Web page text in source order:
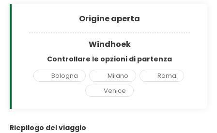
Origine aperta
Windhoek
Controllare le opzioni di partenza
Bologna Milano
Roma
Venice
Riepilogo del viaggio